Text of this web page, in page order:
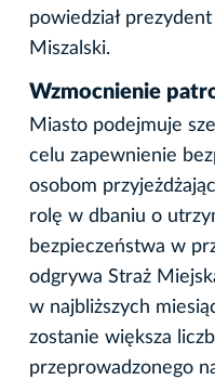
powiedział
Miszalski.
Wzmocnienie
Miasto podejmuje
celu zapewnienie
osobom
rolę w dbaniu o
bezpieczeństwa w
odgrywa Straż
w najbliższych
zostanie większa
przeprowadzonego